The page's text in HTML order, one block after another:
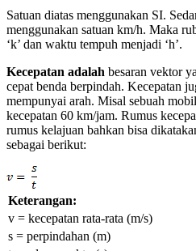
Satuan diatas menggunakan SI.
menggunakan satuan km/h. Maka
‘k’ dan waktu tempuh menjadi ‘h’.
Kecepatan adalah besaran vektor
cepat benda berpindah. Kecepatan
mempunyai arah. Misal sebuah
kecepatan 60 km/jam. Rumus
rumus kelajuan bahkan bisa
sebagai berikut:
Keterangan:
v = kecepatan rata-rata (m/s)
s = perpindahan (m)